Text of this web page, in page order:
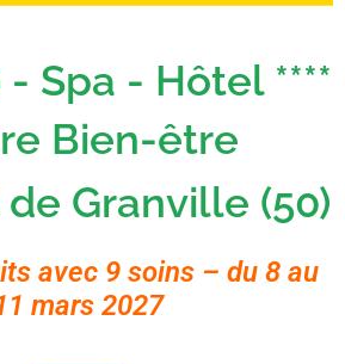
Spa - Hôtel ****
Bien-être
Granville (50)
avec 9 soins – du 8 au
mars 2027